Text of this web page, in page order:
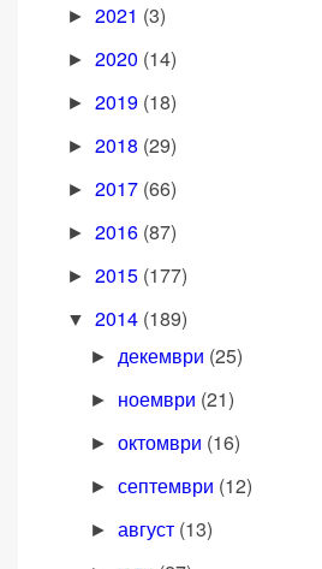
► 2021 (3)
► 2020 (14)
► 2019 (18)
► 2018 (29)
► 2017 (66)
► 2016 (87)
► 2015 (177)
▼ 2014 (189)
► декември (25)
► ноември (21)
►октомври (16)
►септември (12)
►август (13)